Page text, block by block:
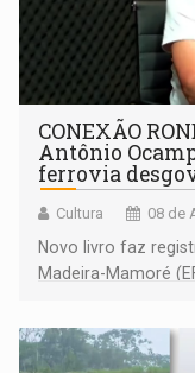
CONEXÃO
Antônio
ferrovia
Cultura 08 de
Novo livro faz
Madeira-Mamoré